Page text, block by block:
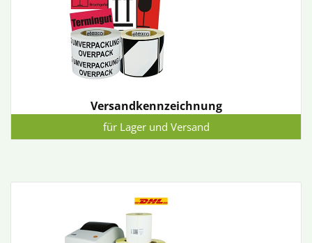
Versandkennzeichnung
für Lager und Versand